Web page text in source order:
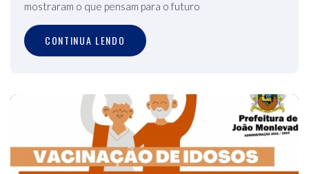
mostraram o que pensam para o futuro
CONTINUA LENDO